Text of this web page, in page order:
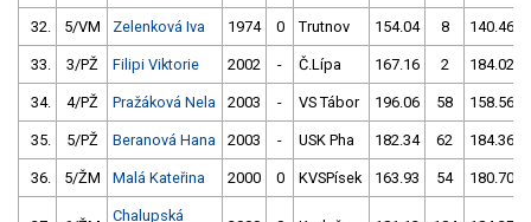
32. 5/VM Zelenková Iva 1974 0 Trutnov 154.04 8 140.46
33. 3/PŽ Filipi Viktorie 2002 - Č.Lípa 167.16 2 184.02
34. 4/PŽ Pražáková Nela 2003 - VS Tábor 196.06 58 158.56
35. 5/PŽ Beranová Hana 2003 - USK Pha 182.34 62 184.36
36. 5/ŽM Malá Kateřina 2000 0 KVSPísek 163.93 54 180.70
Chalupská